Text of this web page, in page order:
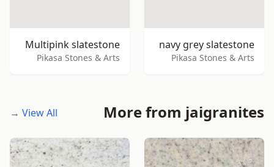
navy grey slatestone
Pikasa Stones & Arts
Multipink slatestone
Pikasa Stones & Arts
More from jaigranites
View All →